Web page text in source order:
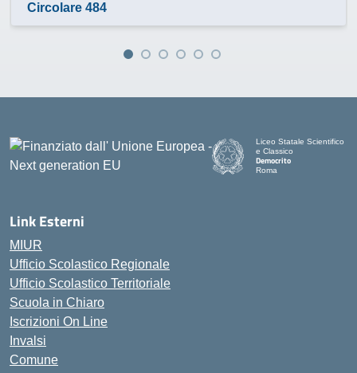
Circolare 484
Liceo Statale Scientifico
e Classico
Democrito
Roma
Link Esterni
MIUR
Ufficio Scolastico Regionale
Ufficio Scolastico Territoriale
Scuola in Chiaro
Iscrizioni On Line
Invalsi
Comune